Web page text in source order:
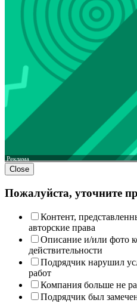
Реклама
Close
Пожалуйста, уточните
Контент,
авторские права
Описание и/или фото
действительности
Подрядчик нарушил
работ
Компания больше не
Подрядчик был